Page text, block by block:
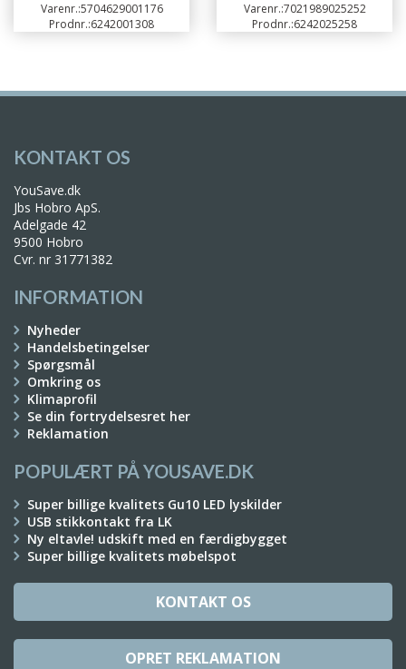
Varenr.:5704629001176
Prodnr.:6242001308
Varenr.:7021989025252
Prodnr.:6242025258
KONTAKT OS
YouSave.dk
Jbs Hobro ApS.
Adelgade 42
9500 Hobro
Cvr. nr 31771382
INFORMATION
Nyheder
Handelsbetingelser
Spørgsmål
Omkring os
Klimaprofil
Se din fortrydelsesret her
Reklamation
POPULÆRT PÅ YOUSAVE.DK
Super billige kvalitets Gu10 LED lyskilder
USB stikkontakt fra LK
Ny eltavle! udskift med en færdigbygget
Super billige kvalitets møbelspot
KONTAKT OS
OPRET REKLAMATION